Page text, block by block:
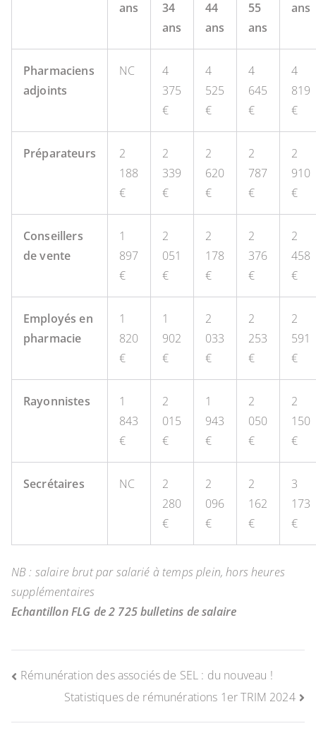
ans
34
ans
44
ans
55
ans
ans
Pharmaciens
adjoints
NC
4
375
€
4
525
€
4
645
€
4
819
€
Préparateurs
2
188
€
2
339
€
2
620
€
2
787
€
2
910
€
Conseillers
de vente
1
897
€
2
051
€
2
178
€
2
376
€
2
458
€
Employés en
pharmacie
1
820
€
1
902
€
2
033
€
2
253
€
2
591
€
Rayonnistes
1
843
€
2
015
€
1
943
€
2
050
€
2
150
€
Secrétaires NC
2
280
€
2
096
€
2
162
€
3
173
€
NB : salaire brut par salarié à temps plein, hors heures
supplémentaires
Echantillon FLG de 2 725 bulletins de salaire
Rémunération des associés de SEL : du nouveau !
Statistiques de rémunérations 1er TRIM 2024